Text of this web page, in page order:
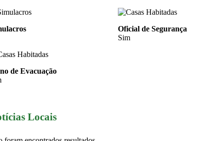
Oficial de Segurança
Sim
de Evacuação
Locais